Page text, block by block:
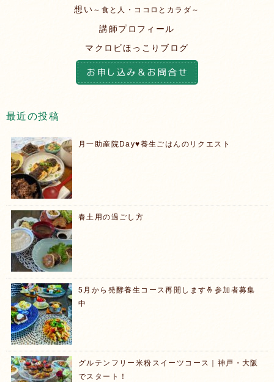
想い ～食と人・ココロとカラダ～
講師プロフィール
マクロビほっこりブログ
最近の投稿
月一助産院Day♥️養生ごはんのリクエスト
春土用の過ごし方
5月から発酵養生コース再開します🤞参加者募集
中
グルテンフリー米粉スイーツコース｜神戸・大阪
でスタート！